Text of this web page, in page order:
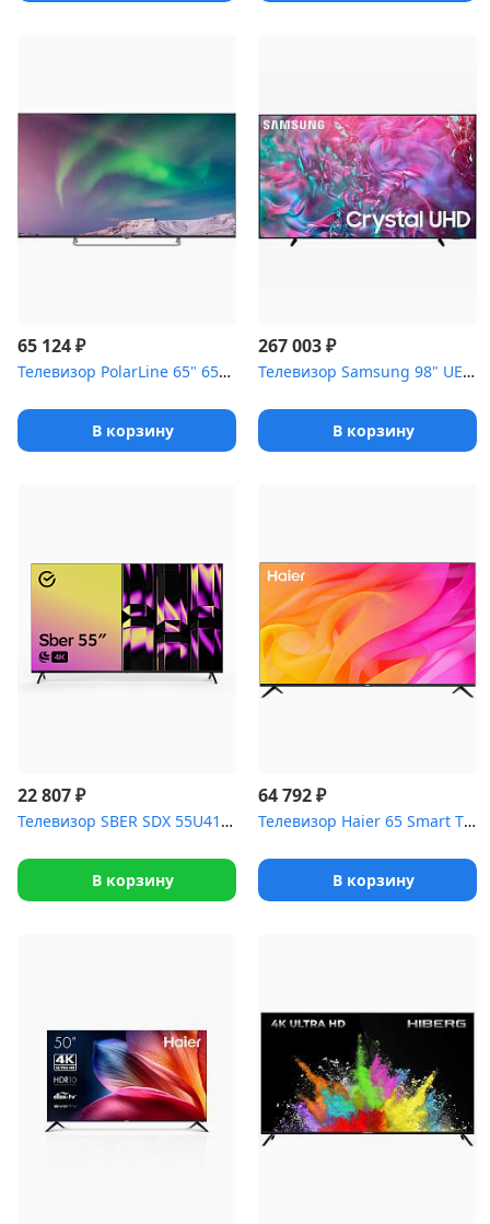
65 124₽
Телевизор PolarLine 65" 65PQ71STC-SM (U) черный
В корзину
267 003₽
Телевизор Samsung 98" UE98DU9000UXRU Series 9 черный LED UHD...
В корзину
22 807₽
Телевизор SBER SDX 55U4123B 4K SmartTV СалютТВ
В корзину
64 792₽
Телевизор Haier 65 Smart TV DX2
В корзину